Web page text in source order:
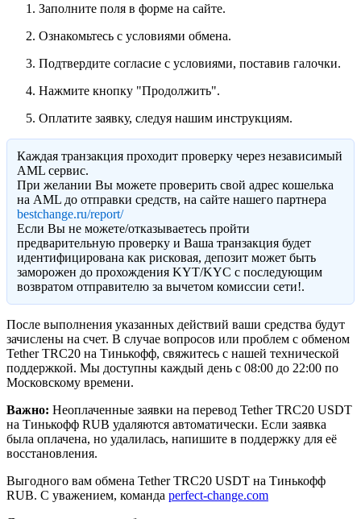
Заполните поля в форме на сайте.
Ознакомьтесь с условиями обмена.
Подтвердите согласие с условиями, поставив галочки.
Нажмите кнопку "Продолжить".
Оплатите заявку, следуя нашим инструкциям.
Каждая транзакция проходит проверку через независимый
AML сервис.
При желании Вы можете проверить свой адрес кошелька
на AML до отправки средств, на сайте нашего партнера
bestchange.ru/report/
Eсли Вы не можете/отказываетесь пройти
предварительную проверку и Ваша транзакция будет
идентифицирована как рисковая, депозит может быть
заморожен до прохождения KYT/KYC с последующим
возвратом отправителю за вычетом комиссии сети!.
После выполнения указанных действий ваши средства будут
зачислены на счет. В случае вопросов или проблем с обменом
Tether TRC20 на Тинькофф, свяжитесь с нашей технической
поддержкой. Мы доступны каждый день с 08:00 до 22:00 по
Московскому времени.
Важно: Неоплаченные заявки на перевод Tether TRC20 USDT
на Тинькофф RUB удаляются автоматически. Если заявка
была оплачена, но удалилась, напишите в поддержку для её
восстановления.
Выгодного вам обмена Tether TRC20 USDT на Тинькофф
RUB. С уважением, команда perfect-change.com